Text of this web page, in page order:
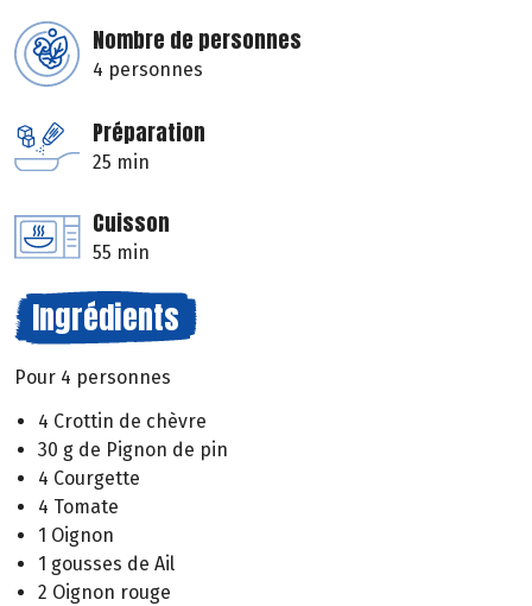
Nombre de personnes
4 personnes
Préparation
25 min
Cuisson
55 min
Ingrédients
Pour 4 personnes
4 Crottin de chèvre
30 g de Pignon de pin
4 Courgette
4 Tomate
1 Oignon
1 gousses de Ail
2 Oignon rouge